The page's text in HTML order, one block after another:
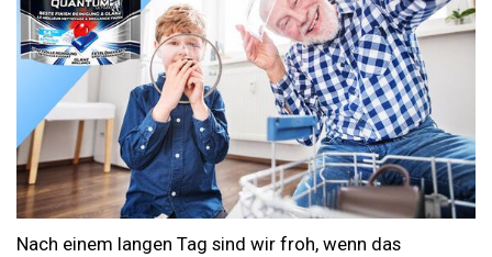
Nach einem langen Tag sind wir froh, wenn das